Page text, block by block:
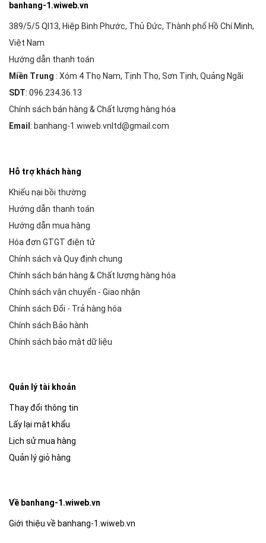
banhang-1.wiweb.vn
389/5/5 Ql13, Hiệp Bình Phước, Thủ Đức, Thành phố Hồ Chí Minh,
Việt Nam
Hướng dẫn thanh toán
Miền Trung : Xóm 4 Thọ Nam, Tịnh Thọ, Sơn Tịnh, Quảng Ngãi
SDT: 096.234.36.13
Chính sách bán hàng & Chất lượng hàng hóa
Email : banhang-1.wiweb.vnltd@gmail.com
Hỗ trợ khách hàng
Khiếu nại bồi thường
Hướng dẫn thanh toán
Hướng dẫn mua hàng
Hóa đơn GTGT điện tử
Chính sách và Quy định chung
Chính sách bán hàng & Chất lượng hàng hóa
Chính sách vận chuyển - Giao nhận
Chính sách Đổi - Trả hàng hóa
Chính sách Bảo hành
Chính sách bảo mật dữ liệu
Quản lý tài khoản
Thay đổi thông tin
Lấy lại mật khẩu
Lịch sử mua hàng
Quản lý giỏ hàng
Về banhang-1.wiweb.vn
Giới thiệu về banhang-1.wiweb.vn